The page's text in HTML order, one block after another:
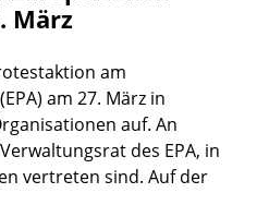
März
am
am 27. März in
auf. An
des EPA, in
vertreten sind. Auf der